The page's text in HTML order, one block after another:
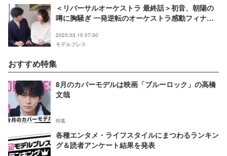
＜リバーサルオーケストラ 最終話＞初音、朝陽の
噂に胸騒ぎ 一発逆転のオーケストラ感動フィナー
2023.03.15 07:00
モデルプレス
おすすめ特集
8月のカバーモデルは映画「ブルーロック」の高橋
文哉
特集
各種エンタメ・ライフスタイルにまつわるランキン
グ＆読者アンケート結果を発表